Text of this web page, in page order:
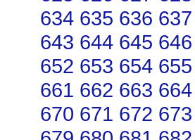
634 635 636 637
643 644 645 646
652 653 654 655
661 662 663 664
670 671 672 673